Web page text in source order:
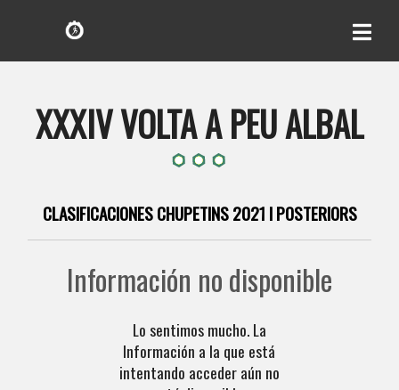
XXXIV VOLTA A PEU ALBAL
CLASIFICACIONES CHUPETINS 2021 I POSTERIORS
Información no disponible
Lo sentimos mucho. La
Información a la que está
intentando acceder aún no